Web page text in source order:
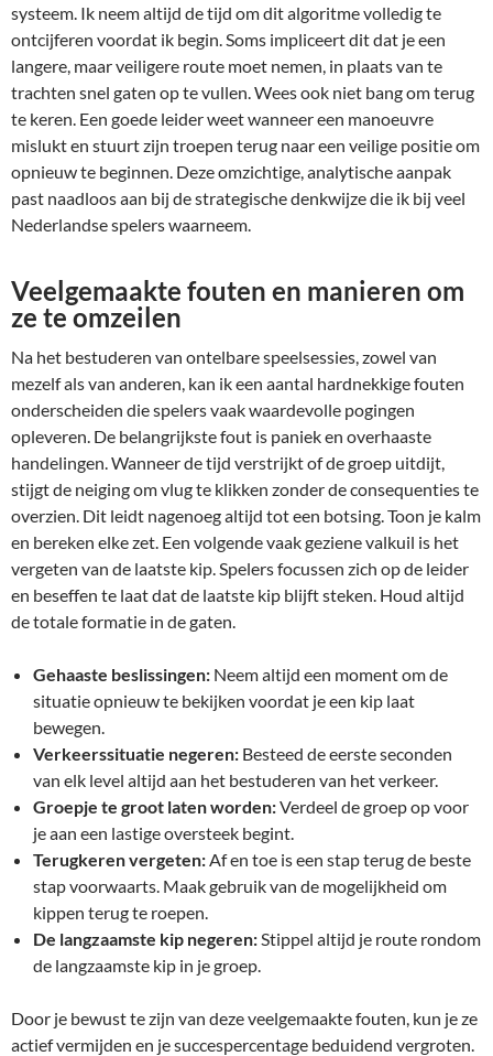
systeem. Ik neem altijd de tijd om dit algoritme volledig te
ontcijferen voordat ik begin. Soms impliceert dit dat je een
langere, maar veiligere route moet nemen, in plaats van te
trachten snel gaten op te vullen. Wees ook niet bang om terug
te keren. Een goede leider weet wanneer een manoeuvre
mislukt en stuurt zijn troepen terug naar een veilige positie om
opnieuw te beginnen. Deze omzichtige, analytische aanpak
past naadloos aan bij de strategische denkwijze die ik bij veel
Nederlandse spelers waarneem.
Veelgemaakte fouten en manieren om
ze te omzeilen
Na het bestuderen van ontelbare speelsessies, zowel van
mezelf als van anderen, kan ik een aantal hardnekkige fouten
onderscheiden die spelers vaak waardevolle pogingen
opleveren. De belangrijkste fout is paniek en overhaaste
handelingen. Wanneer de tijd verstrijkt of de groep uitdijt,
stijgt de neiging om vlug te klikken zonder de consequenties te
overzien. Dit leidt nagenoeg altijd tot een botsing. Toon je kalm
en bereken elke zet. Een volgende vaak geziene valkuil is het
vergeten van de laatste kip. Spelers focussen zich op de leider
en beseffen te laat dat de laatste kip blijft steken. Houd altijd
de totale formatie in de gaten.
Gehaaste beslissingen: Neem altijd een moment om de
situatie opnieuw te bekijken voordat je een kip laat
bewegen.
Verkeerssituatie negeren: Besteed de eerste seconden
van elk level altijd aan het bestuderen van het verkeer.
Groepje te groot laten worden:Verdeel de groep op voor
je aan een lastige oversteek begint.
Terugkeren vergeten:Af en toe is een stap terug de beste
stap voorwaarts. Maak gebruik van de mogelijkheid om
kippen terug te roepen.
De langzaamste kip negeren:Stippel altijd je route rondom
de langzaamste kip in je groep.
Door je bewust te zijn van deze veelgemaakte fouten, kun je ze
actief vermijden en je succespercentage beduidend vergroten.